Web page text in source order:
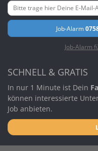
Job-Alarm
Job-Alarm
SCHNELL & GRATIS
In nur 1 Minute ist Dein
können interessierte
Job anbieten.